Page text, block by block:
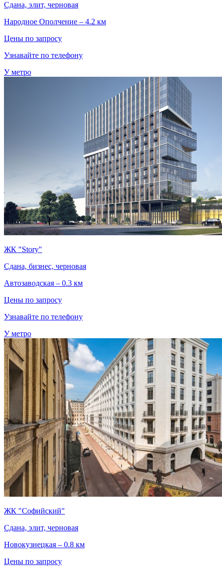
Сдана, элит, черновая
Народное Ополчение – 4.2 км
Цены по запросу
Узнавайте по телефону
У метро
ЖК "Story"
Сдана, бизнес, черновая
Автозаводская – 0.3 км
Цены по запросу
Узнавайте по телефону
У метро
ЖК "Софийский"
Сдана, элит, черновая
Новокузнецкая – 0.8 км
Цены по запросу